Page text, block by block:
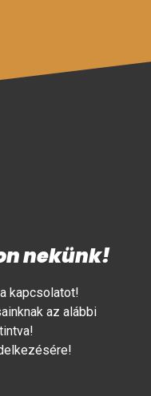
nekünk!
kapcsolatot!
az alábbi